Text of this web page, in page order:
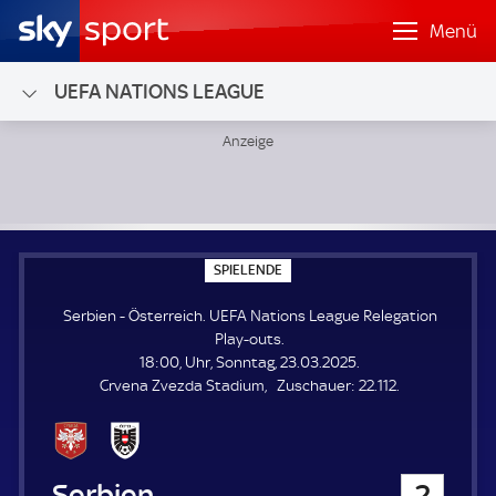
Menü
UEFA NATIONS LEAGUE
SPIELENDE
P
E
E
N
D
E
Serbien - Österreich. UEFA Nations League Relegation
Play-outs.
18:00, Uhr, Sonntag, 23.03.2025.
Crvena Zvezda Stadium
Zuschauer: Z
22.112.